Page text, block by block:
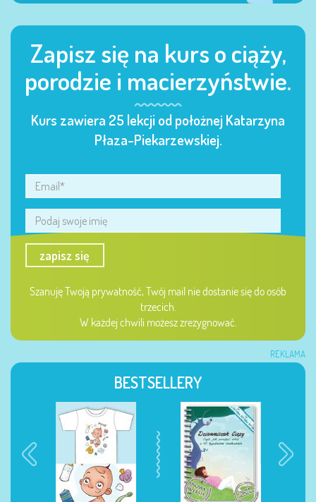
Zapisz się na kurs o ciąży,
porodzie i macierzyństwie.
Kurs zawiera 25 lekcji od położnej Katarzyna
Płaza-Piekarzewskiej.
zapisz się
Szanuję Twoją prywatność, Twój mail nie dostanie się do osób
trzecich.
W każdej chwili możesz zrezygnować.
REKLAMA
BESTSELLERY